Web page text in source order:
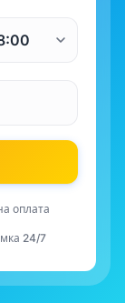
оплата
24/7